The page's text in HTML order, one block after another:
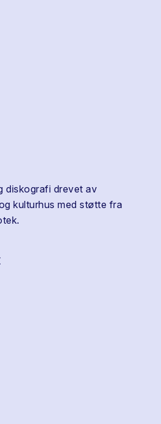
diskografi drevet av
kulturhus med støtte fra